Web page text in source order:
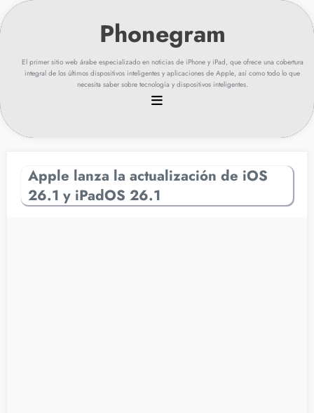
saltar
al
contenido
El primer sitio web árabe especializado en noticias de iPhone y iPad, que ofrece una cobertura
integral de los últimos dispositivos inteligentes y aplicaciones de Apple, así como todo lo que
necesita saber sobre tecnología y dispositivos inteligentes.
Apple lanza la actualización de iOS
26.1 y iPadOS 26.1